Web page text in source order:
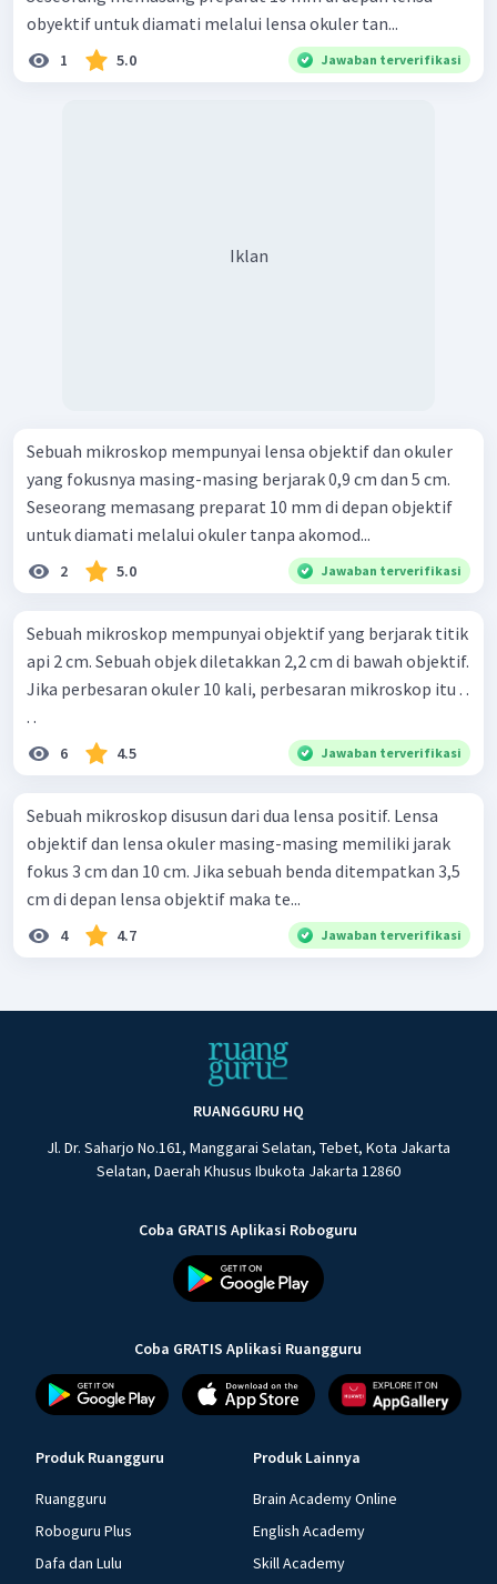
obyektif untuk diamati melalui lensa okuler tan...
1 5.0 Jawaban terverifikasi
Iklan
Sebuah mikroskop mempunyai lensa objektif dan okuler
yang fokusnya masing-masing berjarak 0,9 cm dan 5 cm.
Seseorang memasang preparat 10 mm di depan objektif
untuk diamati melalui okuler tanpa akomod...
2 5.0 Jawaban terverifikasi
Sebuah mikroskop mempunyai objektif yang berjarak titik
api 2 cm. Sebuah objek diletakkan 2,2 cm di bawah objektif.
Jika perbesaran okuler 10 kali, perbesaran mikroskop itu . .
. .
6 4.5 Jawaban terverifikasi
Sebuah mikroskop disusun dari dua lensa positif. Lensa
objektif dan lensa okuler masing-masing memiliki jarak
fokus 3 cm dan 10 cm. Jika sebuah benda ditempatkan 3,5
cm di depan lensa objektif maka te...
4 4.7 Jawaban terverifikasi
RUANGGURU HQ
Jl. Dr. Saharjo No.161, Manggarai Selatan, Tebet, Kota Jakarta
Selatan, Daerah Khusus Ibukota Jakarta 12860
Coba GRATIS Aplikasi Roboguru
Coba GRATIS Aplikasi Ruangguru
Produk Ruangguru
Ruangguru
Roboguru Plus
Dafa dan Lulu
Produk Lainnya
Brain Academy Online
English Academy
Skill Academy